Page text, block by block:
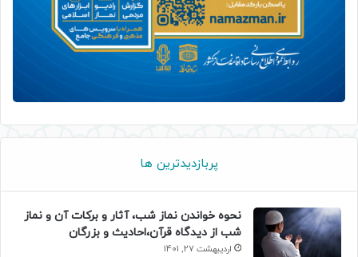
پربازدیدترین ها
نحوه خواندن نماز شب، آثار و برکات آن و نماز
شب از دیدگاه قرآن،احادیث و بزرگان
اردیبهشت 27, 1401